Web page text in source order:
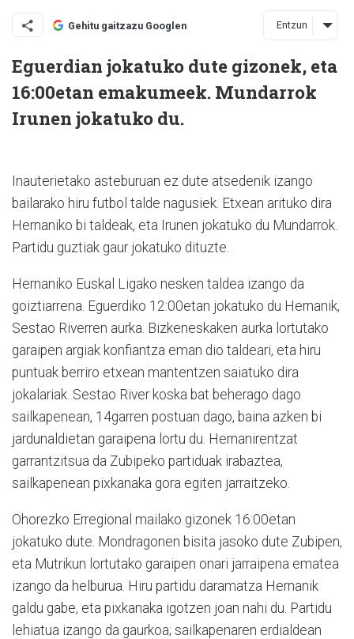
Gehitu gaitzazu Googlen Entzun
Eguerdian jokatuko dute gizonek, eta
16:00etan emakumeek. Mundarrok
Irunen jokatuko du.
Inauterietako asteburuan ez dute atsedenik izango
bailarako hiru futbol talde nagusiek. Etxean arituko dira
Hernaniko bi taldeak, eta Irunen jokatuko du Mundarrok.
Partidu guztiak gaur jokatuko dituzte.
Hernaniko Euskal Ligako nesken taldea izango da
goiztiarrena. Eguerdiko 12:00etan jokatuko du Hernanik,
Sestao Riverren aurka. Bizkeneskaken aurka lortutako
garaipen argiak konfiantza eman dio taldeari, eta hiru
puntuak berriro etxean mantentzen saiatuko dira
jokalariak. Sestao River koska bat beherago dago
sailkapenean, 14garren postuan dago, baina azken bi
jardunaldietan garaipena lortu du. Hernanirentzat
garrantzitsua da Zubipeko partiduak irabaztea,
sailkapenean pixkanaka gora egiten jarraitzeko.
Ohorezko Erregional mailako gizonek 16:00etan
jokatuko dute. Mondragonen bisita jasoko dute Zubipen,
eta Mutrikun lortutako garaipen onari jarraipena ematea
izango da helburua. Hiru partidu daramatza Hernanik
galdu gabe, eta pixkanaka igotzen joan nahi du. Partidu
lehiatua izango da gaurkoa; sailkapenaren erdialdean